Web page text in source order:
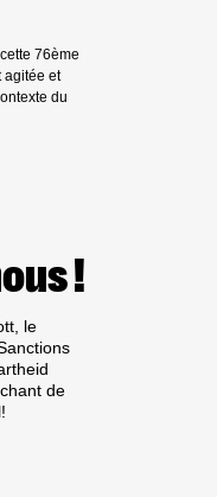
76ème
agitée et
du
!
le
de